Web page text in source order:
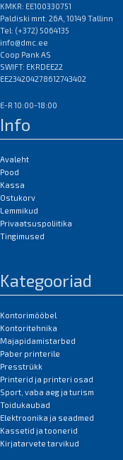
KMKR: EE100330751
Paldiski mnt. 26A, 10149 Tallinn
Tel: (+372) 5064135
info@dmc.ee
Coop Pank AS
SWIFT: EKRDEE22
EE234204278612743402
E-R 10:00-18:00
Info
Avaleht
Pood
Kassa
Ostukorv
Lemmikud
Privaatsuspoliitika
Tingimused
Kategooriad
Kontorimööbel
Kontoritehnika
Majapidamistarbed
Paber printerile
Presstrükk
Printerid ja printeri osad
Sport, vaba aeg ja turism
Toidukaubad
Elektroonika ja seadmed
Kassetid ja toonerid
Kirjatarvete tarvikud